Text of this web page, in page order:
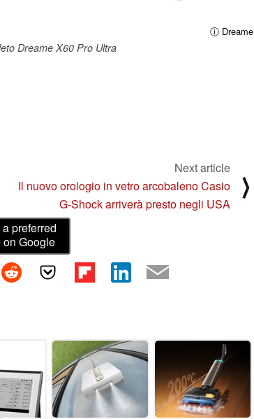
ⓘ Dreame
Dreame X60 Pro Ultra
Next article
Il nuovo orologio in vetro arcobaleno Casio
G-Shock arriverà presto negli USA
⟩
preferred
on Google